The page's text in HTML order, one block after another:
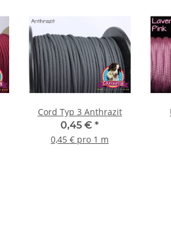
Cord Typ 3 Anthrazit
0,45 € *
0,45 € pro 1 m